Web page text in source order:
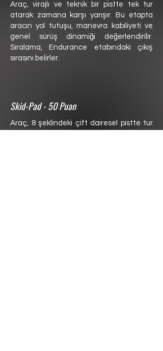
Araç, virajlı ve teknik bir pistte tek tur
atarak zamana karşı yarışır. Bu etapta
aracın yol tutuşu, manevra kabiliyeti ve
genel sürüş dinamiği değerlendirilir.
Sıralama, Endurance etabındaki çıkış
sırasını belirler.
Skid-Pad - 50 Puan
Araç, 8 şeklindeki çift dairesel pistte tur